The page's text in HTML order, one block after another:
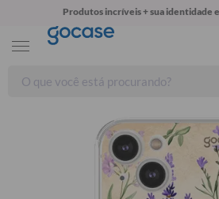
Produtos incríveis + sua identidade